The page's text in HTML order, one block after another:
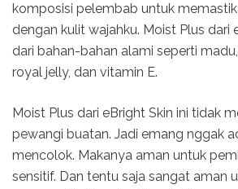
komposisi pelembab untuk
dengan kulit wajahku. Moist Plus dari
dari bahan-bahan alami seperti
royal jelly, dan vitamin E.
Moist Plus dari eBright Skin ini tidak
pewangi buatan. Jadi emang nggak
mencolok. Makanya aman untuk
sensitif. Dan tentu saja sangat aman